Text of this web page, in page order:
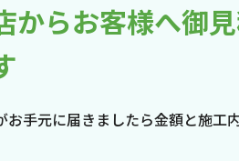
からお客様へ御
お手元に届きましたら金額と施工